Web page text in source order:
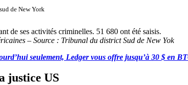
de New York
– Source : Tribunal du district Sud de New Yok
seulement, Ledger vous offre jusqu’à 30 $ en
justice US